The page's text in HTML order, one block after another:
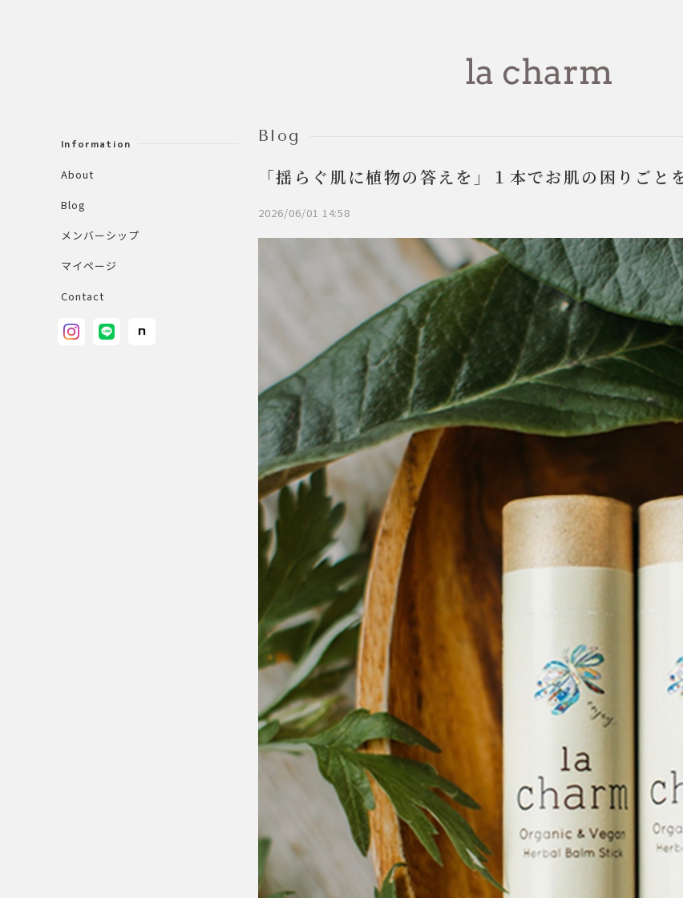
Information
About
Blog
メンバーシップ
マイページ
Contact
Blog
「揺らぐ肌に植物の答えを」１本でお肌の困りごと
2026/06/01 14:58